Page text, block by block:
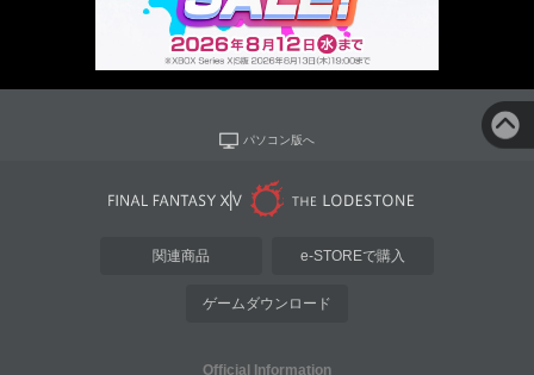
パソコン版へ
関連商品 e-STOREで購入
ゲームダウンロード
Official Information